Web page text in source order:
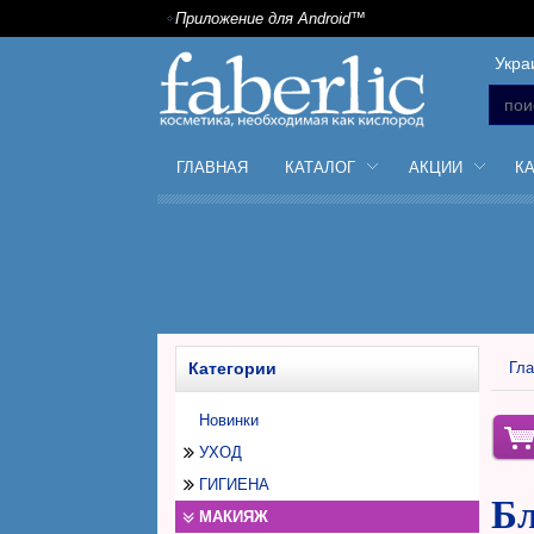
Приложение для Android™
ГЛАВНАЯ КАТАЛОГ АКЦИИ
Категории
Новинки
УХОД
Уход за лицом
Дневной крем
Уход за телом
ГИГИЕНА
Дезодоранты антиперспиранты
МАКИЯЖ